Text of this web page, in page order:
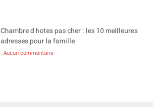
Chambre d hotes pas cher : les 10 meilleures
adresses pour la famille
Aucun commentaire